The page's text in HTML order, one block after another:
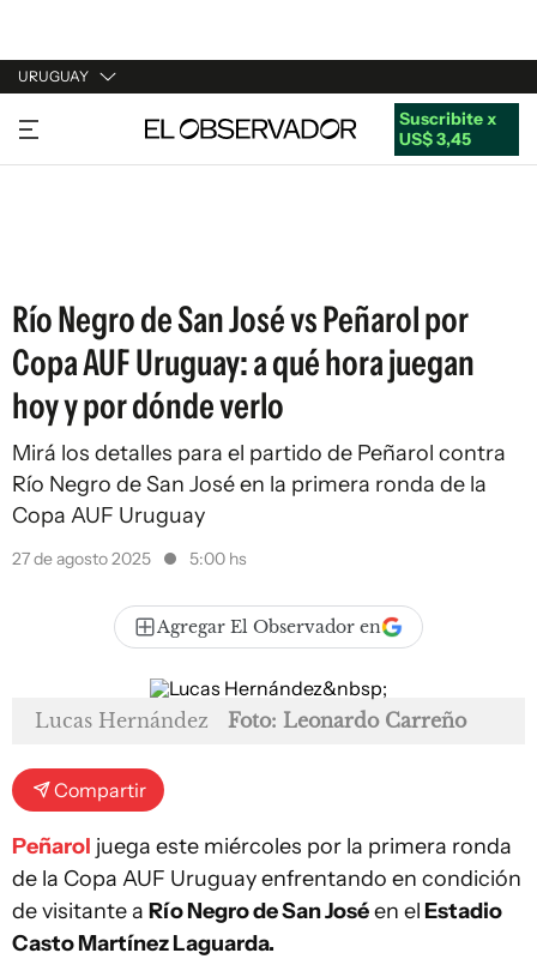
URUGUAY
URUGUAY
ARGENTINA
Suscribite x
US$ 3,45
Río Negro de San José vs Peñarol por
Copa AUF Uruguay: a qué hora juegan
hoy y por dónde verlo
Mirá los detalles para el partido de Peñarol contra
Río Negro de San José en la primera ronda de la
Copa AUF Uruguay
27 de agosto 2025 5:00 hs
Agregar El Observador en
Lucas Hernández Foto: Leonardo Carreño
Compartir
Peñarol juega este miércoles por la primera ronda
de la Copa AUF Uruguay enfrentando en condición
de visitante a Río Negro de San Joséen el Estadio
Casto Martínez Laguarda.